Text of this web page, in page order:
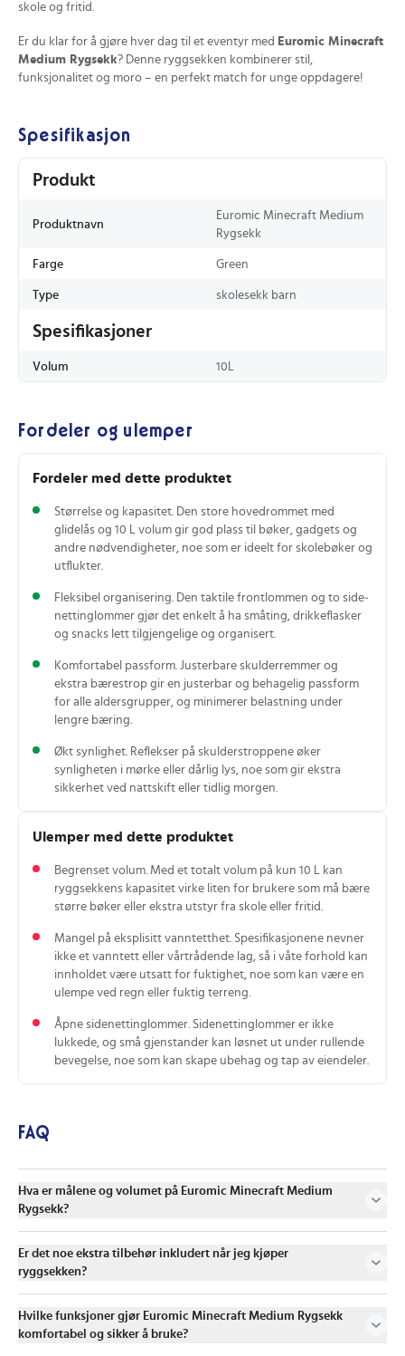
skole og fritid.
Er du klar for å gjøre hver dag til et eventyr med Euromic Minecraft
Medium Rygsekk? Denne ryggsekken kombinerer stil,
funksjonalitet og moro – en perfekt match for unge oppdagere!
Spesifikasjon
Produkt
Produktnavn
Euromic Minecraft Medium
Rygsekk
Farge Green
Type skolesekk barn
Spesifikasjoner
Volum 10L
Fordeler og ulemper
Fordeler med dette produktet
Størrelse og kapasitet. Den store hovedrommet med
glidelås og 10 L volum gir god plass til bøker, gadgets og
andre nødvendigheter, noe som er ideelt for skolebøker og
utflukter.
Fleksibel organisering. Den taktile frontlommen og to side­
nettinglommer gjør det enkelt å ha småting, drikkeflasker
og snacks lett tilgjengelige og organisert.
Komfortabel passform. Justerbare skulderremmer og
ekstra bærestrop gir en justerbar og behagelig passform
for alle aldersgrupper, og minimerer belastning under
lengre bæring.
Økt synlighet. Reflekser på skulderstroppene øker
synligheten i mørke eller dårlig lys, noe som gir ekstra
sikkerhet ved nattskift eller tidlig morgen.
Ulemper med dette produktet
Begrenset volum. Med et totalt volum på kun 10 L kan
ryggsekkens kapasitet virke liten for brukere som må bære
større bøker eller ekstra utstyr fra skole eller fritid.
Mangel på eksplisitt vanntetthet. Spesifikasjonene nevner
ikke et vanntett eller vårtrådende lag, så i våte forhold kan
innholdet være utsatt for fuktighet, noe som kan være en
ulempe ved regn eller fuktig terreng.
Åpne side­nettinglommer. Side­nettinglommer er ikke
lukkede, og små gjenstander kan løsnet ut under rullende
bevegelse, noe som kan skape ubehag og tap av eiendeler.
FAQ
Hva er målene og volumet på Euromic Minecraft Medium
Rygsekk?
Er det noe ekstra tilbehør inkludert når jeg kjøper
ryggsekken?
Hvilke funksjoner gjør Euromic Minecraft Medium Rygsekk
komfortabel og sikker å bruke?